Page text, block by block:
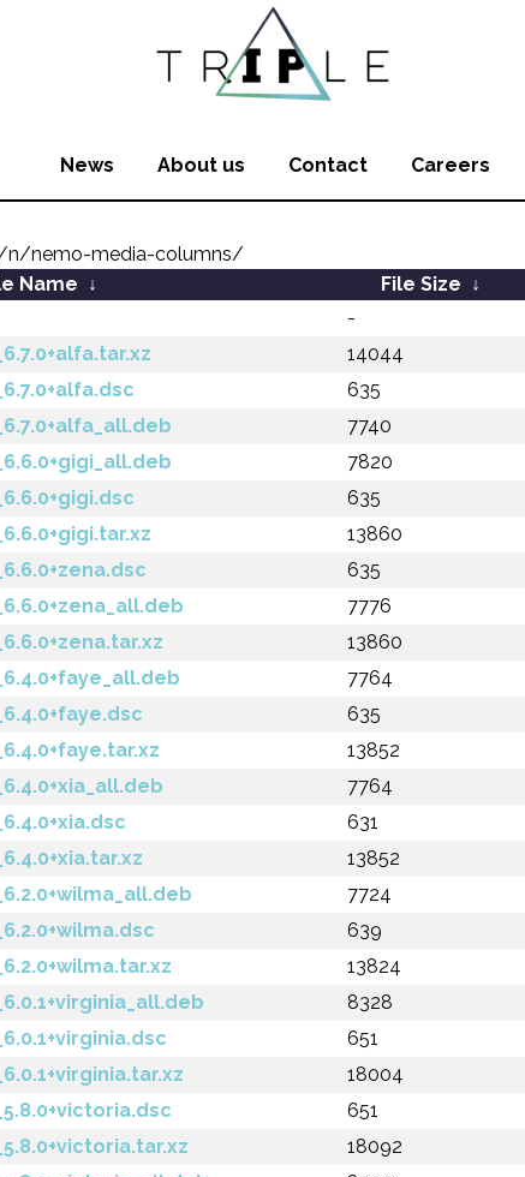
News About us Contact Careers
nemo-media-columns/
Name ↓ File Size ↓
-
14044
635
7740
7820
635
13860
635
7776
13860
7764
635
13852
7764
631
13852
7724
639
13824
8328
651
18004
651
18092